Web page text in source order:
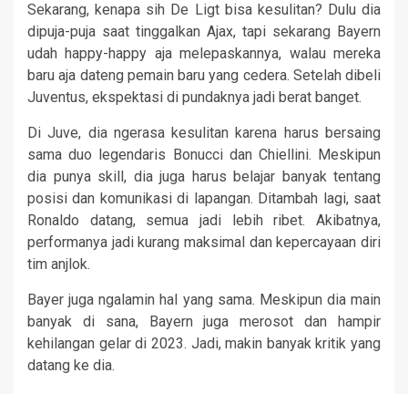
Sekarang, kenapa sih De Ligt bisa kesulitan? Dulu dia
dipuja-puja saat tinggalkan Ajax, tapi sekarang Bayern
udah happy-happy aja melepaskannya, walau mereka
baru aja dateng pemain baru yang cedera. Setelah dibeli
Juventus, ekspektasi di pundaknya jadi berat banget.
Di Juve, dia ngerasa kesulitan karena harus bersaing
sama duo legendaris Bonucci dan Chiellini. Meskipun
dia punya skill, dia juga harus belajar banyak tentang
posisi dan komunikasi di lapangan. Ditambah lagi, saat
Ronaldo datang, semua jadi lebih ribet. Akibatnya,
performanya jadi kurang maksimal dan kepercayaan diri
tim anjlok.
Bayer juga ngalamin hal yang sama. Meskipun dia main
banyak di sana, Bayern juga merosot dan hampir
kehilangan gelar di 2023. Jadi, makin banyak kritik yang
datang ke dia.